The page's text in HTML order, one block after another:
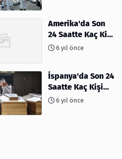
Amerika'da Son
24 Saatte Kaç Kişi
Öldü - 06 Nisan
6 yıl önce
İspanya'da Son 24
Saatte Kaç Kişi
Öldü6 yıl önce